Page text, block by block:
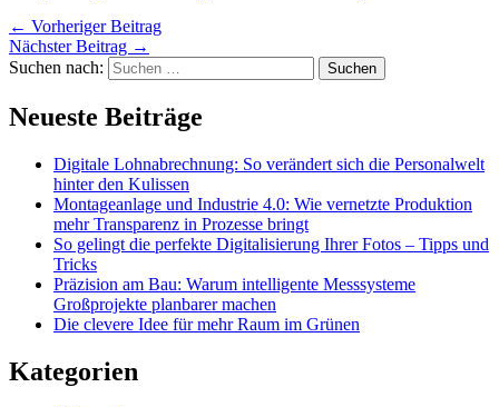
← Vorheriger Beitrag
Nächster Beitrag →
Suchen nach:
Neueste Beiträge
Digitale Lohnabrechnung: So verändert sich die Personalwelt
hinter den Kulissen
Montageanlage und Industrie 4.0: Wie vernetzte Produktion
mehr Transparenz in Prozesse bringt
So gelingt die perfekte Digitalisierung Ihrer Fotos – Tipps und
Tricks
Präzision am Bau: Warum intelligente Messsysteme
Großprojekte planbarer machen
Die clevere Idee für mehr Raum im Grünen
Kategorien